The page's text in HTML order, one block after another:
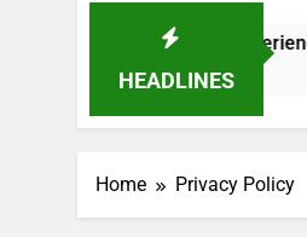
HEADLINES
constante, Experiencia fluida
Home Privacy Policy